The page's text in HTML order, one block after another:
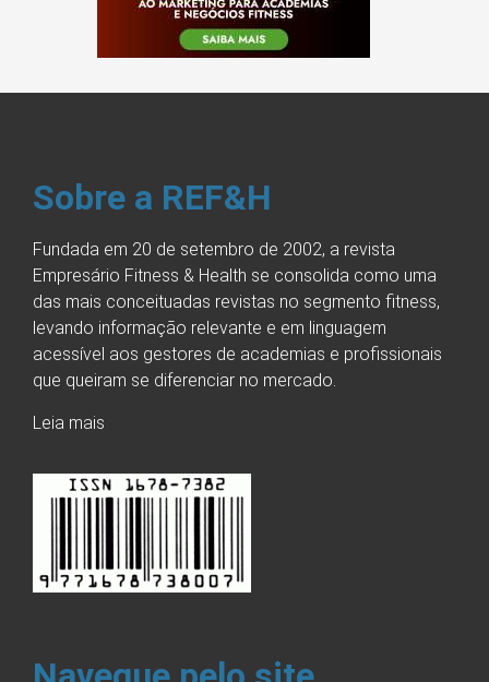
Sobre a REF&H
Fundada em 20 de setembro de 2002, a revista
Empresário Fitness & Health se consolida como uma
das mais conceituadas revistas no segmento fitness,
levando informação relevante e em linguagem
acessível aos gestores de academias e profissionais
que queiram se diferenciar no mercado.
Leia mais